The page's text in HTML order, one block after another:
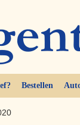
Bestellen